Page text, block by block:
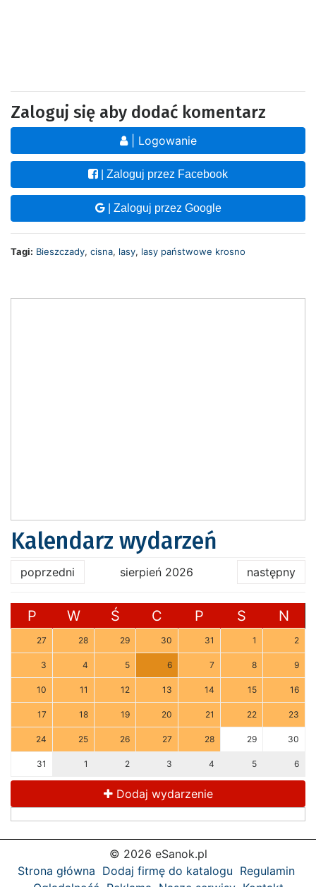
Zaloguj się aby dodać komentarz
| Logowanie
| Zaloguj przez Facebook
| Zaloguj przez Google
Tagi: Bieszczady, cisna, lasy, lasy państwowe krosno
Kalendarz wydarzeń
poprzedni sierpień 2026 następny
P W Ś C P S N
27 28 29 30 31 1 2
3 4 5 6 7 8 9
10 11 12 13 14 15 16
17 18 19 20 21 22 23
24 25 26 27 28 29 30
31 1 2 3 4 5 6
Dodaj wydarzenie
© 2026 eSanok.pl
Strona główna Dodaj firmę do katalogu Regulamin